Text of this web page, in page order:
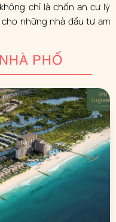
chỉ là chốn an cư lý
những nhà đầu tư am
PHỐ